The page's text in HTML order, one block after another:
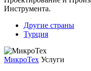
Инструмента.
Другие страны
Турция
МикроТех Услуги